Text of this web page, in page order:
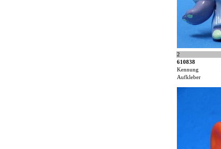
2
610838
Kennung
Aufkleber